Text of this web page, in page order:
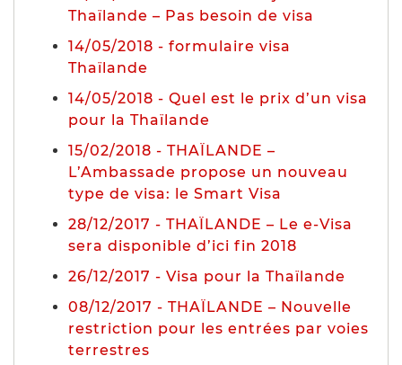
Thaïlande – Pas besoin de visa
14/05/2018 - formulaire visa
Thaïlande
14/05/2018 - Quel est le prix d’un visa
pour la Thaïlande
15/02/2018 - THAÏLANDE –
L’Ambassade propose un nouveau
type de visa: le Smart Visa
28/12/2017 - THAÏLANDE – Le e-Visa
sera disponible d’ici fin 2018
26/12/2017 - Visa pour la Thaïlande
08/12/2017 - THAÏLANDE – Nouvelle
restriction pour les entrées par voies
terrestres